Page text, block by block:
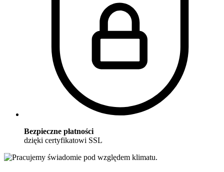
Bezpieczne płatności
dzięki certyfikatowi SSL